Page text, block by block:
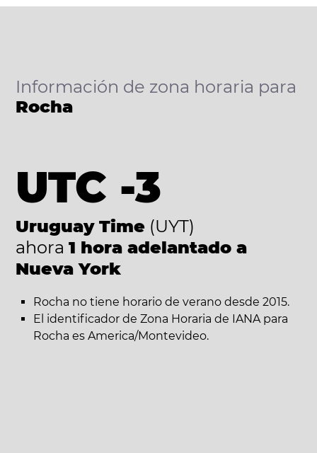
Información de zona horaria para
Rocha
UTC -3
Uruguay Time (UYT)
ahora 1 hora adelantado a
Nueva York
Rocha no tiene horario de verano desde 2015.
El identificador de Zona Horaria de IANA para
Rocha es America/Montevideo.